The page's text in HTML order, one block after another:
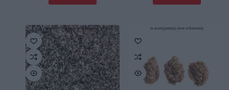
οι φωτογραφίες είναι ενδεικτικές οι φωτογραφίες είναι ενδεικτικές